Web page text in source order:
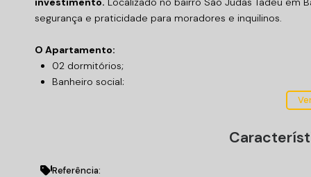
segurança e praticidade para moradores e inquilinos.
O Apartamento:
02 dormitórios;
Banheiro social;
Referência: